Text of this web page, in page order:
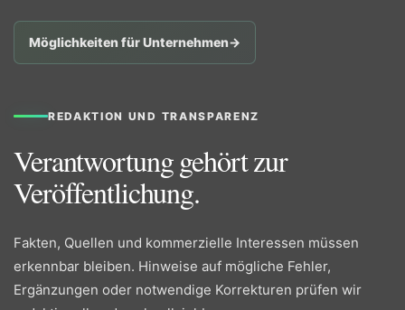
Möglichkeiten für Unternehmen→
REDAKTION UND TRANSPARENZ
Verantwortung gehört zur
Veröffentlichung.
Fakten, Quellen und kommerzielle Interessen müssen
erkennbar bleiben. Hinweise auf mögliche Fehler,
Ergänzungen oder notwendige Korrekturen prüfen wir